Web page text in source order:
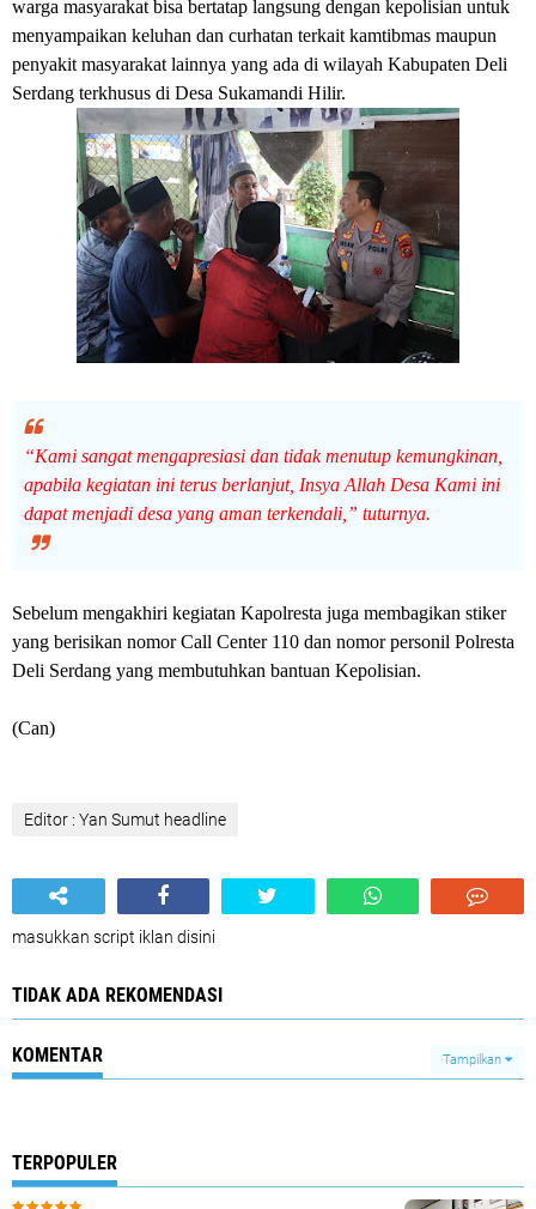
warga masyarakat bisa bertatap langsung dengan kepolisian untuk
menyampaikan keluhan dan curhatan terkait kamtibmas maupun
penyakit masyarakat lainnya yang ada di wilayah Kabupaten Deli
Serdang terkhusus di Desa Sukamandi Hilir.
“Kami sangat mengapresiasi dan tidak menutup kemungkinan,
apabila kegiatan ini terus berlanjut, Insya Allah Desa Kami ini
dapat menjadi desa yang aman terkendali,” tuturnya.
Sebelum mengakhiri kegiatan Kapolresta juga membagikan stiker
yang berisikan nomor Call Center 110 dan nomor personil Polresta
Deli Serdang yang membutuhkan bantuan Kepolisian.
(Can)
Editor : Yan Sumut headline
masukkan script iklan disini
TIDAK ADA REKOMENDASI
KOMENTAR Tampilkan
TERPOPULER